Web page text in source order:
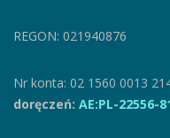
REGON: 021940876
Nr konta: 02 1560 0013
doręczeń: AE:PL-22556-